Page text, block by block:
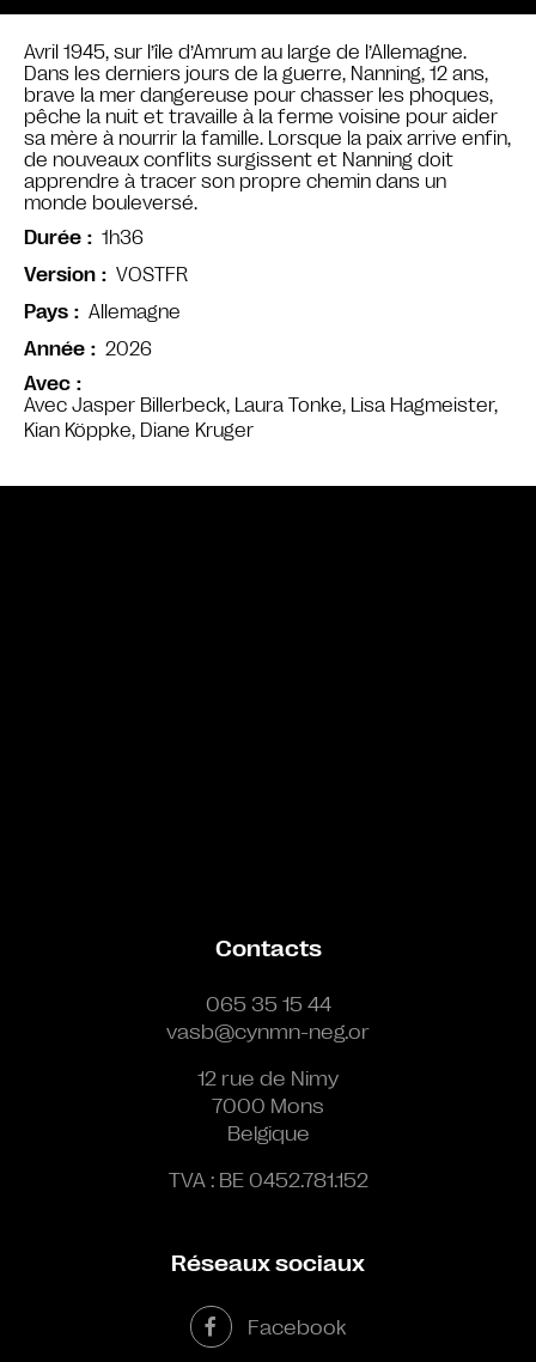
Avec
Avec Jasper Billerbeck, Laura Tonke, Lisa Hagmeister,
Kian Köppke, Diane Kruger
Avril 1945, sur l’île d’Amrum au large de l’Allemagne.
Dans les derniers jours de la guerre, Nanning, 12 ans,
brave la mer dangereuse pour chasser les phoques,
pêche la nuit et travaille à la ferme voisine pour aider
sa mère à nourrir la famille. Lorsque la paix arrive enfin,
de nouveaux conflits surgissent et Nanning doit
apprendre à tracer son propre chemin dans un
monde bouleversé.
Durée
1h36
Version
VOSTFR
Pays
Allemagne
Année
2026
Contacts
065 35 15 44
vasb@cynmn-neg.or
12 rue de Nimy
7000 Mons
Belgique
TVA : BE 0452.781.152
Réseaux sociaux
Facebook